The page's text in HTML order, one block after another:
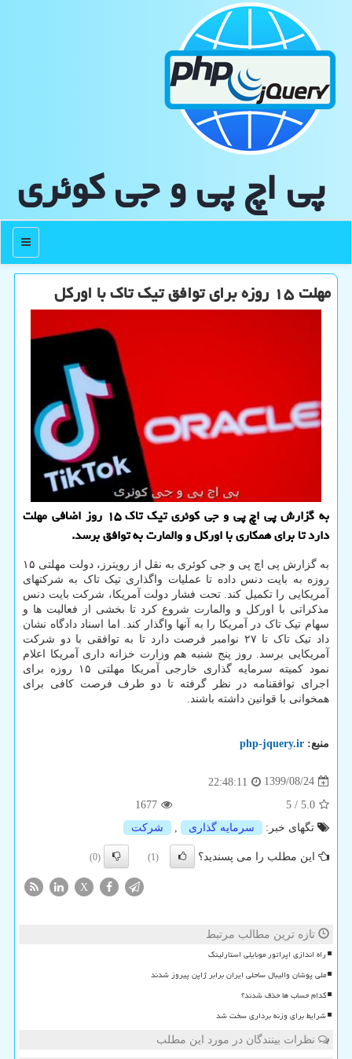
پی اچ پی و جی كوئری
منو
مهلت ۱۵ روزه برای توافق تیك تاك با اوركل
به گزارش پی اچ پی و جی كوئری تیك تاك ۱۵ روز اضافی مهلت
دارد تا برای همكاری با اوركل و والمارت به توافق برسد.
به گزارش پی اچ پی و جی کوئری به نقل از رویترز، دولت مهلتی ۱۵
روزه به بایت دنس داده تا عملیات واگذاری تیک تاک به شرکتهای
آمریکایی را تکمیل کند. تحت فشار دولت آمریکا، شرکت بایت دنس
مذکراتی با اورکل و والمارت شروع کرد تا بخشی از فعالیت ها و
سهام تیک تاک در آمریکا را به آنها واگذار کند. اما اسناد دادگاه نشان
داد تیک تاک تا ۲۷ نوامبر فرصت دارد تا به توافقی با دو شرکت
آمریکایی برسد. روز پنج شنبه هم وزارت خزانه داری آمریکا اعلام
نمود کمیته سرمایه گذاری خارجی آمریکا مهلتی ۱۵ روزه برای
اجرای توافقنامه در نظر گرفته تا دو طرف فرصت کافی برای
همخوانی با قوانین داشته باشند.
منبع: php-jquery.ir
1399/08/24
22:48:11
5.0
/
5
1677
تگهای خبر:
سرمایه گذاری , شركت
این مطلب را می پسندید؟ (1)
(0)
X
تازه ترین مطالب مرتبط
راه اندازی اپراتور موبایلی استارلینک
ملی پوشان والیبال ساحلی ایران برابر ژاپن پیروز شدند
کدام حساب ها حذف شدند؟
شرایط برای وزنه برداری سخت شد
نظرات بینندگان در مورد این مطلب